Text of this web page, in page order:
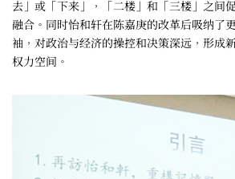
去」或「下来」，「二楼」和「三楼」之间
融合。同时怡和轩在陈嘉庚的改革后吸纳了
袖，对政治与经济的操控和决策深远，形成
权力空间。